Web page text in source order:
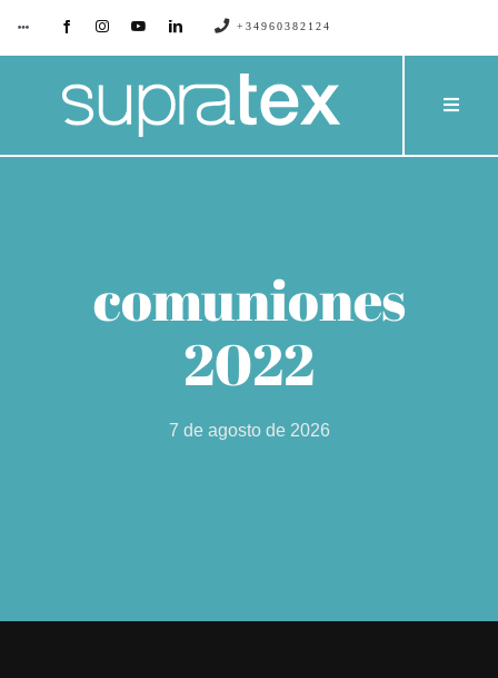
contenido
Toggle
SUPRATEX
EMPRESA
+34960382124
Toggle
comuniones
2022
7 de agosto de 2026